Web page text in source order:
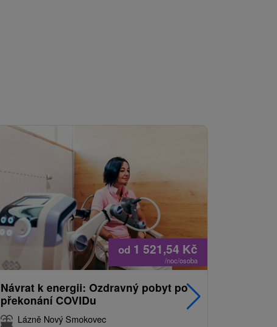
od 1 521,54 Kč
/noc/osoba
Návrat k energii: Ozdravný pobyt po
překonání COVIDu
Lázně Nový Smokovec